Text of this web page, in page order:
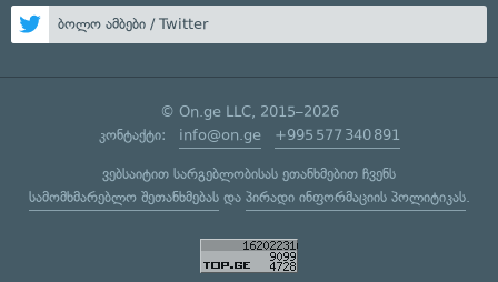
ბოლო ამბები / Twitter
© On.ge LLC, 2015–2026
კონტაქტი: info@on.ge +995 577 340 891
ვებსაიტით სარგებლობისას ეთანხმებით ჩვენს
სამომხმარებლო შეთანხმებასდა პირადი ინფორმაციის პოლიტიკას.